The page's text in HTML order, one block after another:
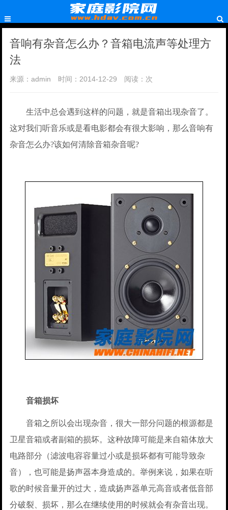
音响有杂音怎么办？音箱电流声等处理方
法
来源：admin 时间：2014-12-29 阅读： 次
生活中总会遇到这样的问题，就是音箱出现杂音了。
这对我们听音乐或是看电影都会有很大影响，那么音响有
杂音怎么办?该如何清除音箱杂音呢?
音箱损坏
音箱之所以会出现杂音，很大一部分问题的根源都是
卫星音箱或者副箱的损坏。这种故障可能是来自箱体放大
电路部分（滤波电容容量过小或是损坏都有可能导致杂
音），也可能是扬声器本身造成的。举例来说，如果在听
歌的时候音量开的过大，造成扬声器单元高音或者低音部
分破裂、损坏，那么在继续使用的时候就会有杂音出现。